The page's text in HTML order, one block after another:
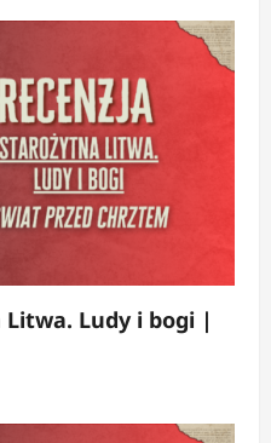
Litwa. Ludy i bogi |